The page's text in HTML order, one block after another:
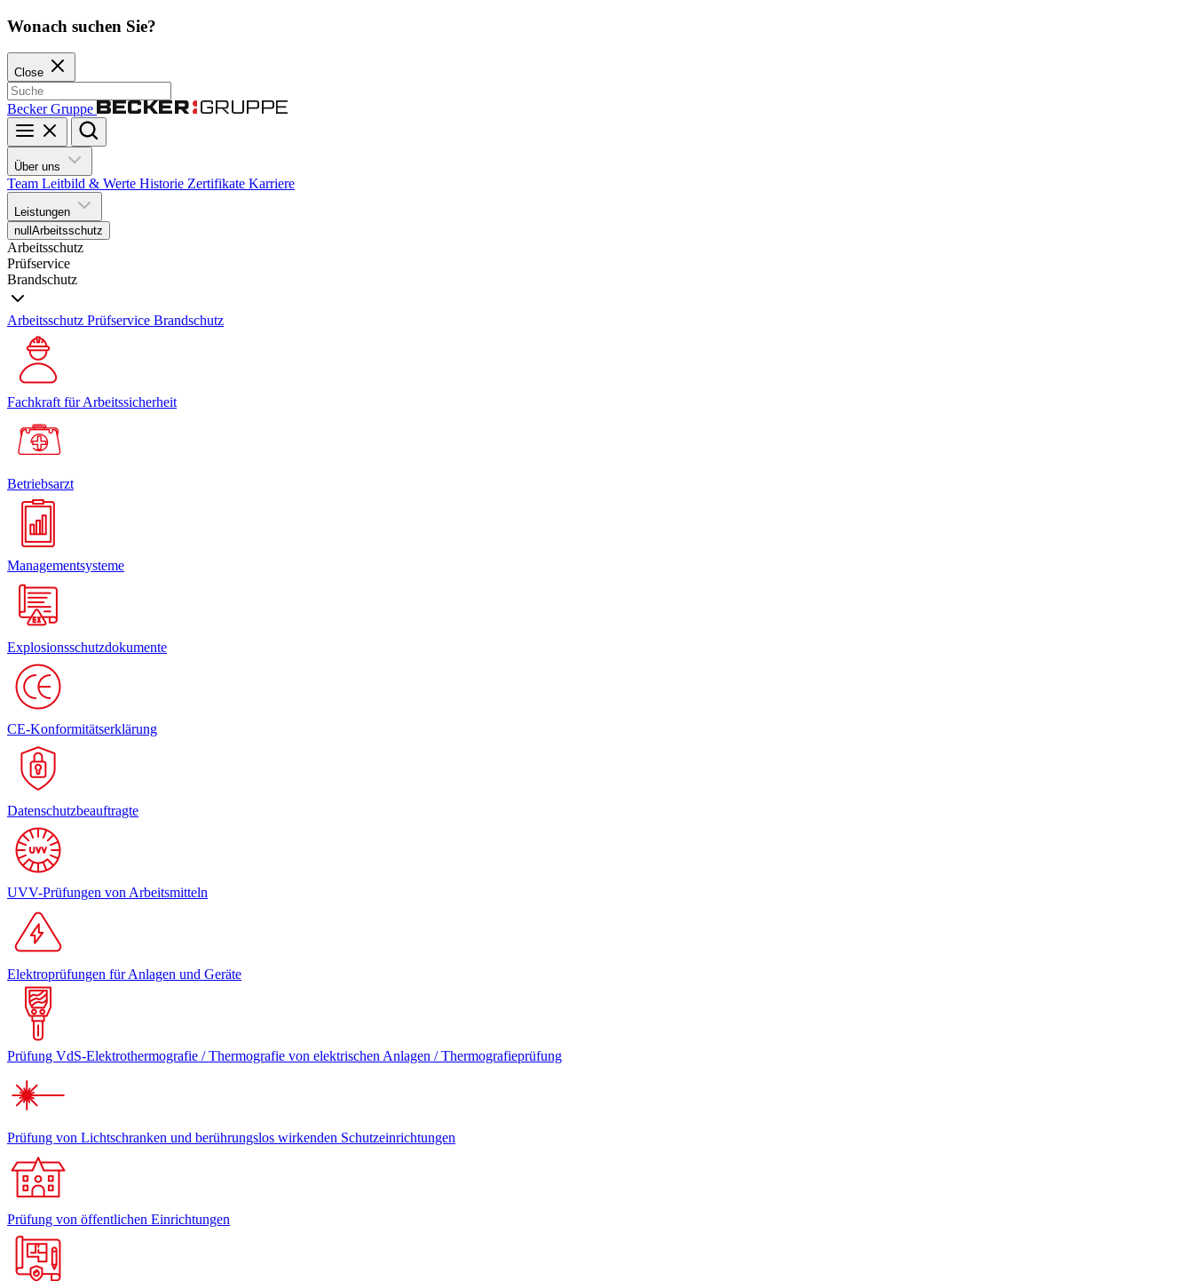
Wonach suchen Sie?
Close
Becker Gruppe
Über uns
Team Leitbild & Werte Historie Zertifikate Karriere
Leistungen
null Arbeitsschutz
Arbeitsschutz
Prüfservice
Brandschutz
Arbeitsschutz Prüfservice Brandschutz
Fachkraft für Arbeitssicherheit
Betriebsarzt
Managementsysteme
Explosionsschutzdokumente
CE-Konformitätserklärung
Datenschutzbeauftragte
UVV-Prüfungen von Arbeitsmitteln
Elektroprüfungen für Anlagen und Geräte
Prüfung VdS-Elektrothermografie / Thermografie von elektrischen Anlagen / Thermografieprüfung
Prüfung von Lichtschranken und berührungslos wirkenden Schutzeinrichtungen
Prüfung von öffentlichen Einrichtungen